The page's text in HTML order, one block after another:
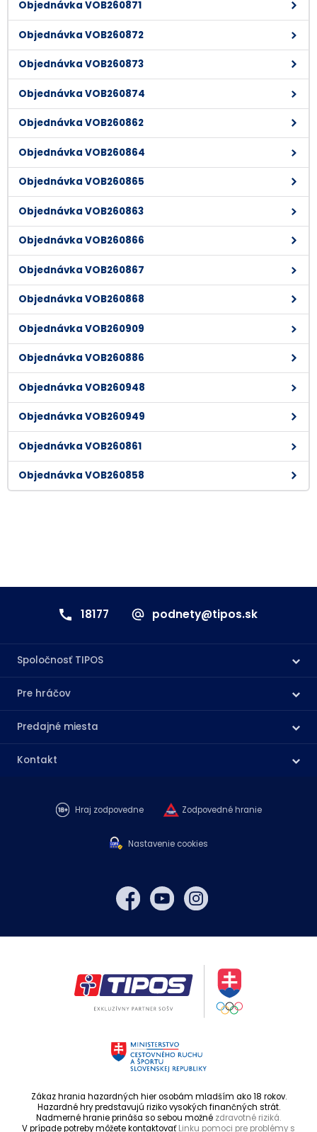
Objednávka VOB260871
Objednávka VOB260872
Objednávka VOB260873
Objednávka VOB260874
Objednávka VOB260862
Objednávka VOB260864
Objednávka VOB260865
Objednávka VOB260863
Objednávka VOB260866
Objednávka VOB260867
Objednávka VOB260868
Objednávka VOB260909
Objednávka VOB260886
Objednávka VOB260948
Objednávka VOB260949
Objednávka VOB260861
Objednávka VOB260858
18177 podnety@tipos.sk
Spoločnosť TIPOS
Pre hráčov
Predajné miesta
Kontakt
Hraj zodpovedne Zodpovedné hranie
Nastavenie cookies
Zákaz hrania hazardných hier osobám mladším ako 18 rokov.
Hazardné hry predstavujú riziko vysokých finančných strát.
Nadmerné hranie prináša so sebou možné zdravotné riziká.
V prípade potreby môžete kontaktovaťLinku pomoci pre problémy s